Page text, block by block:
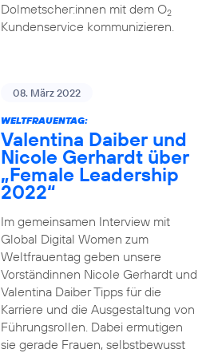
Dolmetscher:innen mit dem O2
Kundenservice kommunizieren.
08. März 2022
WELTFRAUENTAG:
Valentina Daiber und
Nicole Gerhardt über
„Female Leadership
2022“
Im gemeinsamen Interview mit
Global Digital Women zum
Weltfrauentag geben unsere
Vorständinnen Nicole Gerhardt und
Valentina Daiber Tipps für die
Karriere und die Ausgestaltung von
Führungsrollen. Dabei ermutigen
sie gerade Frauen, selbstbewusst